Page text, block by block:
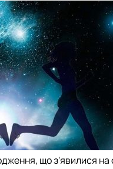
що з'явилися на